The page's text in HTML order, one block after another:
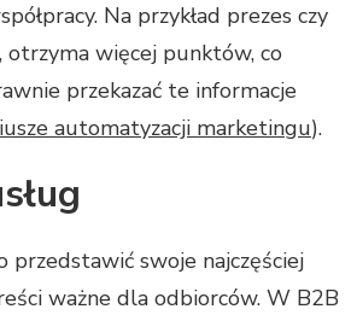
Na przykład prezes czy
otrzyma więcej punktów, co
przekazać te informacje
automatyzacji marketingu).
przedstawić swoje najczęściej
ważne dla odbiorców. W B2B